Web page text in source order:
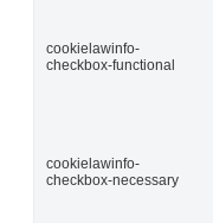
cookielawinfo-
checkbox-functional
cookielawinfo-
checkbox-necessary